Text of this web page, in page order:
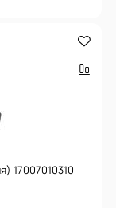
17007010310